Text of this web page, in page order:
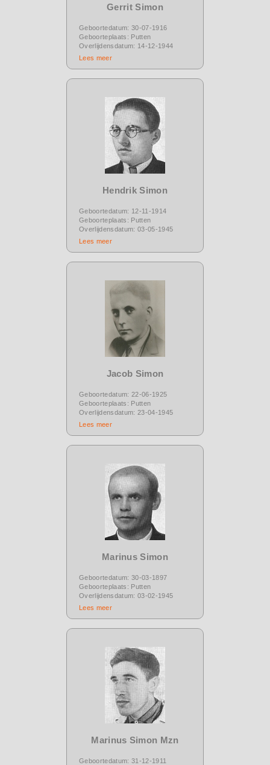
Gerrit Simon
Geboortedatum: 30-07-1916
Geboorteplaats: Putten
Overlijdensdatum: 14-12-1944
Lees meer
Hendrik Simon
Geboortedatum: 12-11-1914
Geboorteplaats: Putten
Overlijdensdatum: 03-05-1945
Lees meer
Jacob Simon
Geboortedatum: 22-06-1925
Geboorteplaats: Putten
Overlijdensdatum: 23-04-1945
Lees meer
Marinus Simon
Geboortedatum: 30-03-1897
Geboorteplaats: Putten
Overlijdensdatum: 03-02-1945
Lees meer
Marinus Simon Mzn
Geboortedatum: 31-12-1911